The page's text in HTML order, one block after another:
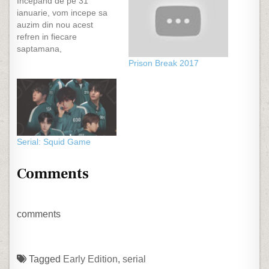
ianuarie, vom incepe sa
auzim din nou acest
refren in fiecare
saptamana,
producatori si urandu-le
cele bune la fiecare
episod nou. Am ocolist
mult timp serialul Lost,
crezand ca este "expirat"
si ca actiunea se invarte
Prison Break 2017
Serial: Squid Game
Comments
comments
Tagged Early Edition,serial